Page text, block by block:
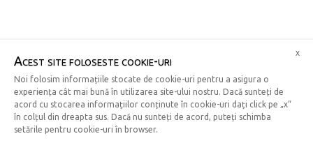
Acest site foloseste cookie-uri
Noi folosim informațiile stocate de cookie-uri pentru a asigura o
experiența cât mai bună în utilizarea site-ului nostru. Dacă sunteți de
acord cu stocarea informațiilor conținute în cookie-uri dați click pe „x“
în colțul din dreapta sus. Dacă nu sunteți de acord, puteți schimba
setările pentru cookie-uri în browser.
x